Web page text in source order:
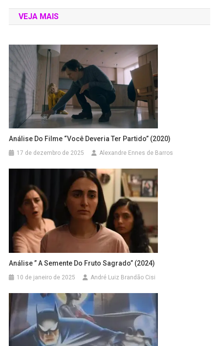
VEJA MAIS
Análise Do Filme “Você Deveria Ter Partido” (2020)
17 de dezembro de 2025 Alexandre Ennes de Barros
Análise ” A Semente Do Fruto Sagrado” (2024)
10 de janeiro de 2025 André Luiz Brandão Cisi